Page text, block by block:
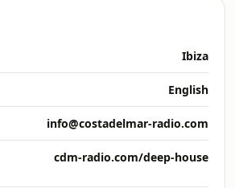
Ibiza
English
info@costadelmar-radio.com
cdm-radio.com/deep-house